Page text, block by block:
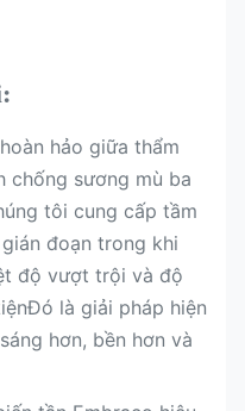
hảo giữa thẩm
chống sương mù ba
tôi cung cấp tầm
đoạn trong khi
độ vượt trội và độ
là giải pháp hiện
hơn, bền hơn và